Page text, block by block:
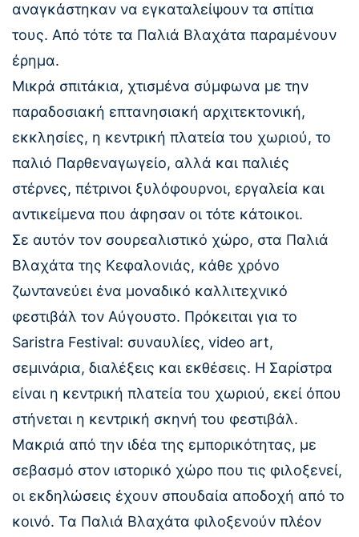
αναγκάστηκαν να εγκαταλείψουν τα σπίτια
τους. Από τότε τα Παλιά Βλαχάτα παραμένουν
έρημα.
Μικρά σπιτάκια, χτισμένα σύμφωνα με την
παραδοσιακή επτανησιακή αρχιτεκτονική,
εκκλησίες, η κεντρική πλατεία του χωριού, το
παλιό Παρθεναγωγείο, αλλά και παλιές
στέρνες, πέτρινοι ξυλόφουρνοι, εργαλεία και
αντικείμενα που άφησαν οι τότε κάτοικοι.
Σε αυτόν τον σουρεαλιστικό χώρο, στα Παλιά
Βλαχάτα της Κεφαλονιάς, κάθε χρόνο
ζωντανεύει ένα μοναδικό καλλιτεχνικό
φεστιβάλ τον Αύγουστο. Πρόκειται για το
Saristra Festival: συναυλίες, video art,
σεμινάρια, διαλέξεις και εκθέσεις. Η Σαρίστρα
είναι η κεντρική πλατεία του χωριού, εκεί όπου
στήνεται η κεντρική σκηνή του φεστιβάλ.
Μακριά από την ιδέα της εμπορικότητας, με
σεβασμό στον ιστορικό χώρο που τις φιλοξενεί,
οι εκδηλώσεις έχουν σπουδαία αποδοχή από το
κοινό. Τα Παλιά Βλαχάτα φιλοξενούν πλέον